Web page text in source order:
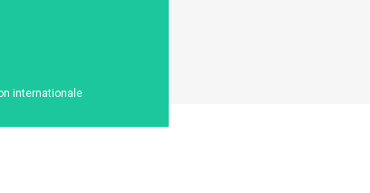
internationale